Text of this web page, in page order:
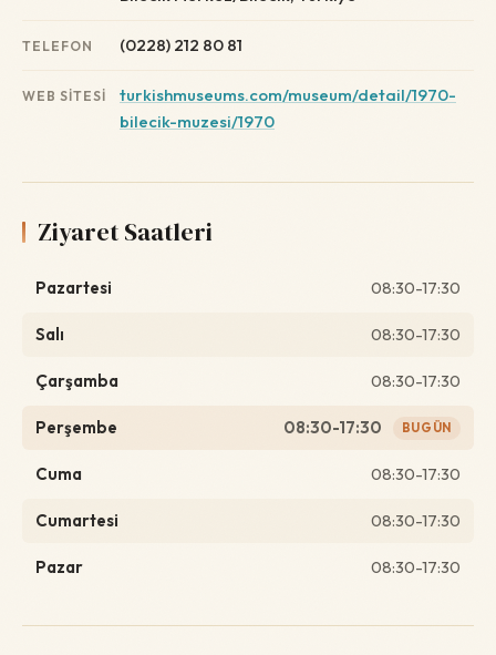
TELEFON (0228) 212 80 81
WEB SITESI
turkishmuseums.com/museum/detail/1970-
bilecik-muzesi/1970
Ziyaret Saatleri
Pazartesi 08:30-17:30
Salı 08:30-17:30
Çarşamba 08:30-17:30
Perşembe 08:30-17:30 BUGÜN
Cuma 08:30-17:30
Cumartesi 08:30-17:30
Pazar 08:30-17:30